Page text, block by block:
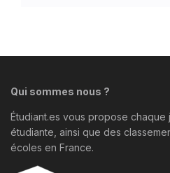
Qui sommes nous ?
Étudiant.es vous propose chaque
étudiante, ainsi que des
écoles en France.